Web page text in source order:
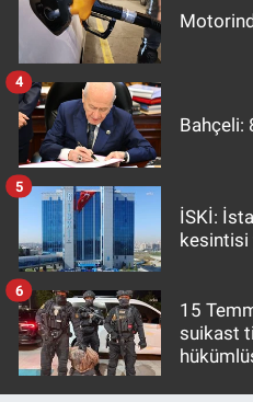
Bahçeli:
4
İSKİ:
kesintisi
5
15
suikast
6